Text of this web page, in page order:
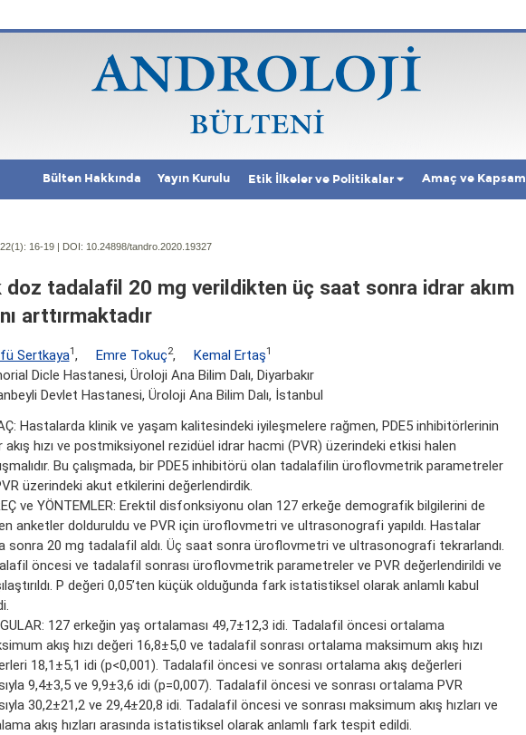
Bülten Hakkında Yayın Kurulu Etik İlkeler ve Politikalar Amaç ve Kapsam
22(1): 16-19 | DOI: 10.24898/tandro.2020.19327
doz tadalafil 20 mg verildikten üç saat sonra idrar akım
arttırmaktadır
Sertkaya1 , Emre Tokuç2, Kemal Ertaş1
Dicle Hastanesi, Üroloji Ana Bilim Dalı, Diyarbakır
Devlet Hastanesi, Üroloji Ana Bilim Dalı, İstanbul
Hastalarda klinik ve yaşam kalitesindeki iyileşmelere rağmen, PDE5 inhibitörlerinin
akış hızı ve postmiksiyonel rezidüel idrar hacmi (PVR) üzerindeki etkisi halen
Bu çalışmada, bir PDE5 inhibitörü olan tadalafilin üroflovmetrik parametreler
üzerindeki akut etkilerini değerlendirdik.
ve YÖNTEMLER: Erektil disfonksiyonu olan 127 erkeğe demografik bilgilerini de
anketler dolduruldu ve PVR için üroflovmetri ve ultrasonografi yapıldı. Hastalar
sonra 20 mg tadalafil aldı. Üç saat sonra üroflovmetri ve ultrasonografi tekrarlandı.
öncesi ve tadalafil sonrası üroflovmetrik parametreler ve PVR değerlendirildi ve
P değeri 0,05’ten küçük olduğunda fark istatistiksel olarak anlamlı kabul
127 erkeğin yaş ortalaması 49,7±12,3 idi. Tadalafil öncesi ortalama
akış hızı değeri 16,8±5,0 ve tadalafil sonrası ortalama maksimum akış hızı
18,1±5,1 idi (p<0,001). Tadalafil öncesi ve sonrası ortalama akış değerleri
9,4±3,5 ve 9,9±3,6 idi (p=0,007). Tadalafil öncesi ve sonrası ortalama PVR
30,2±21,2 ve 29,4±20,8 idi. Tadalafil öncesi ve sonrası maksimum akış hızları ve
akış hızları arasında istatistiksel olarak anlamlı fark tespit edildi.